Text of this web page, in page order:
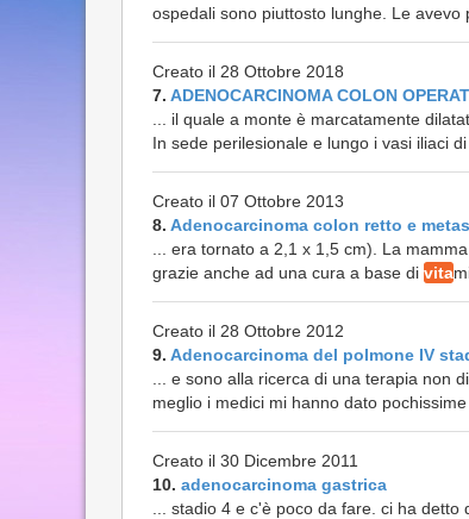
ospedali sono piuttosto lunghe. Le avevo
Creato il 28 Ottobre 2018
7. ADENOCARCINOMA COLON
... il quale a monte è marcatamente
In sede perilesionale e lungo i vasi iliaci
Creato il 07 Ottobre 2013
8. Adenocarcinoma colon retto e
... era tornato a 2,1 x 1,5 cm). La
grazie anche ad una cura a base di vita
Creato il 28 Ottobre 2012
9. Adenocarcinoma del polmone IV
... e sono alla ricerca di una terapia non
meglio i medici mi hanno dato
Creato il 30 Dicembre 2011
10. adenocarcinoma gastrica
... stadio 4 e c'è poco da fare. ci ha